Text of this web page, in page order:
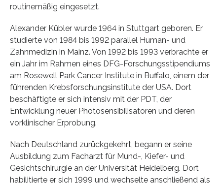
routinemäßig eingesetzt.
Alexander Kübler wurde 1964 in Stuttgart geboren. Er
studierte von 1984 bis 1992 parallel Human- und
Zahnmedizin in Mainz. Von 1992 bis 1993 verbrachte er
ein Jahr im Rahmen eines DFG-Forschungsstipendiums
am Rosewell Park Cancer Institute in Buffalo, einem der
führenden Krebsforschungsinstitute der USA. Dort
beschäftigte er sich intensiv mit der PDT, der
Entwicklung neuer Photosensibilisatoren und deren
vorklinischer Erprobung.
Nach Deutschland zurückgekehrt, begann er seine
Ausbildung zum Facharzt für Mund-, Kiefer- und
Gesichtschirurgie an der Universität Heidelberg. Dort
habilitierte er sich 1999 und wechselte anschließend als